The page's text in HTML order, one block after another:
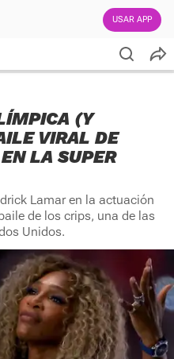
USAR APP
(Y
VIRAL DE
LA SUPER
Lamar en la actuación
de los crips, una de las
Unidos.